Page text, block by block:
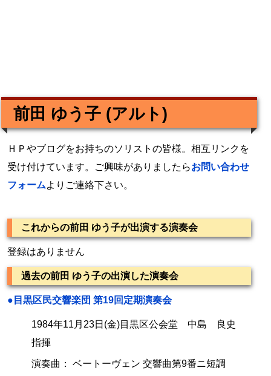
前田 ゆう子 (アルト)
ＨＰやブログをお持ちのソリストの皆様。相互リンクを
受け付けています。ご興味がありましたらお問い合わせ
フォームよりご連絡下さい。
これからの前田 ゆう子が出演する演奏会
登録はありません
過去の前田 ゆう子の出演した演奏会
●目黒区民交響楽団 第19回定期演奏会
1984年11月23日(金)目黒区公会堂 中島 良史
指揮
演奏曲： ベートーヴェン 交響曲第9番ニ短調